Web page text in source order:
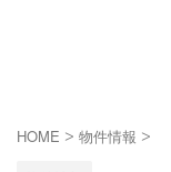
HOME > 物件情報 >